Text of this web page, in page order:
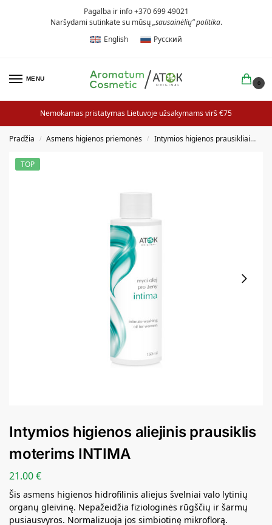
Pagalba ir info +370 699 49021
Naršydami sutinkate su mūsų„sausainėlių” politika.
English
Русский
MENU
0
Nemokamas pristatymas Lietuvoje užsakymams virš €75
Pradžia / Asmens higienos priemonės / Intymios higienos prausikliai
TOP
Intymios higienos aliejinis prausiklis
moterims INTIMA
21.00€
Šis asmens higienos hidrofilinis aliejus švelniai valo lytinių
organų gleivinę. Nepažeidžia fiziologinės rūgščių ir šarmų
pusiausvyros. Normalizuoja jos simbiotinę mikroflorą.